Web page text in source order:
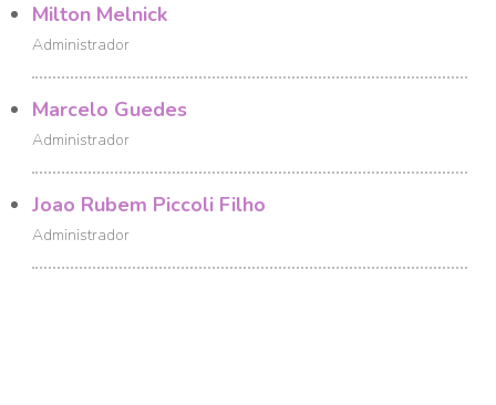
Milton Melnick
Administrador
Marcelo Guedes
Administrador
Joao Rubem Piccoli Filho
Administrador